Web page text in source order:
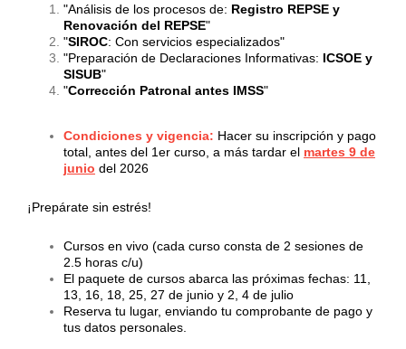
"Análisis de los procesos de: Registro REPSE y
Renovación del REPSE"
"SIROC: Con servicios especializados"
"Preparación de Declaraciones Informativas: ICSOE y
SISUB"
"Corrección Patronal antes IMSS"
Condiciones y vigencia: Hacer su inscripción y pago
total, antes del 1er curso, a más tardar el martes 9 de
junio del 2026
¡Prepárate sin estrés!
Cursos en vivo (cada curso consta de 2 sesiones de
2.5 horas c/u)
El paquete de cursos abarca las próximas fechas: 11,
13, 16, 18, 25, 27 de junio y 2, 4 de julio
Reserva tu lugar, enviando tu comprobante de pago y
tus datos personales.